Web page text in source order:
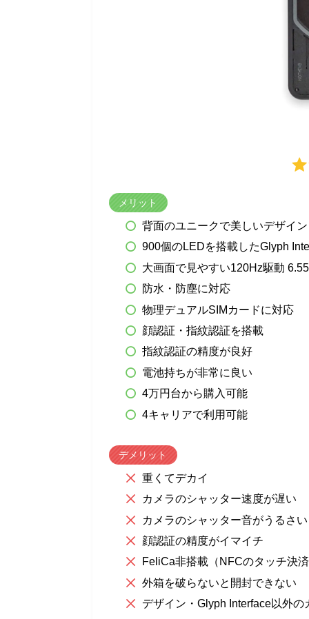
メリット
背面のユニークで美しいデザイン
900個のLEDを搭載したGlyph
大画面で見やすい120Hz駆動
防水・防塵に対応
物理デュアルSIMカードに対応
顔認証・指紋認証を搭載
指紋認証の精度が良好
電池持ちが非常に良い
4万円台から購入可能
4キャリアで利用可能
デメリット
重くてデカイ
カメラのシャッター速度が遅い
カメラのシャッター音がうるさい
顔認証の精度がイマイチ
FeliCa非搭載（NFCのタッチ決
外箱を破らないと開封できない
デザイン・Glyph Interface以外